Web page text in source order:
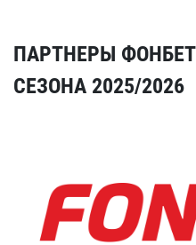
ПАРТНЕРЫ
СЕЗОНА 2025/2026